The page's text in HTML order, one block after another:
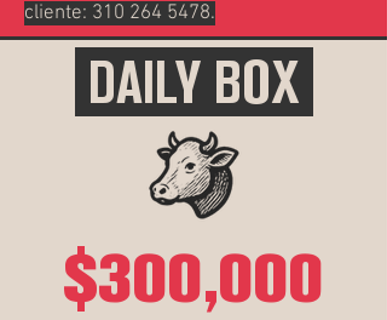
cliente: 310 264 5478.
DAILY BOX
$300,000